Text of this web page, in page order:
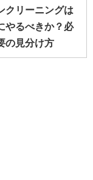
クリーニングは
やるべきか？必
の見分け方